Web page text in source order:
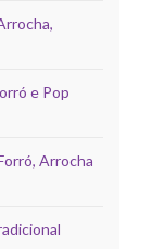
e Pop
Arrocha